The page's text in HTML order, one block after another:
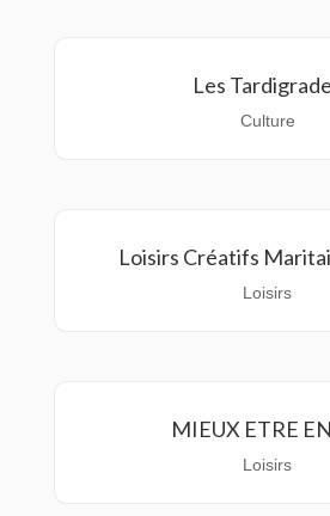
Les
Culture
Loisirs Créatifs
Loisirs
MIEUX ETRE
Loisirs